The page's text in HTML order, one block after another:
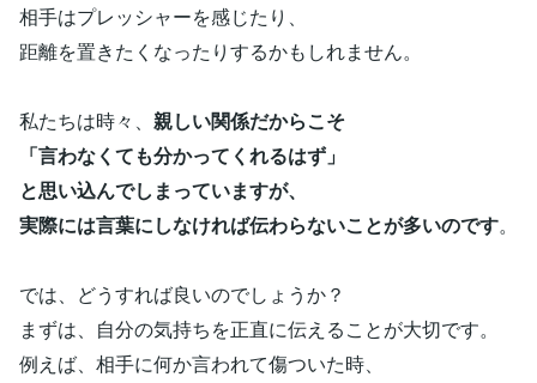
相手はプレッシャーを感じたり、
距離を置きたくなったりするかもしれません。
私たちは時々、 親しい関係だからこそ
「言わなくても分かってくれるはず」
と思い込んでしまっていますが、
実際には言葉にしなければ伝わらないことが多いのです。
では、どうすれば良いのでしょうか？
まずは、自分の気持ちを正直に伝えることが大切です。
例えば、相手に何か言われて傷ついた時、